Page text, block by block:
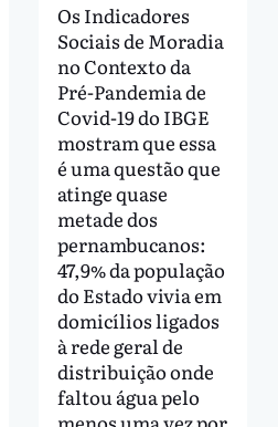
Os Indicadores
Sociais de Moradia
no Contexto da
Pré-Pandemia de
Covid-19 do IBGE
mostram que essa
é uma questão que
atinge quase
metade dos
pernambucanos:
47,9% da população
do Estado vivia em
domicílios ligados
à rede geral de
distribuição onde
faltou água pelo